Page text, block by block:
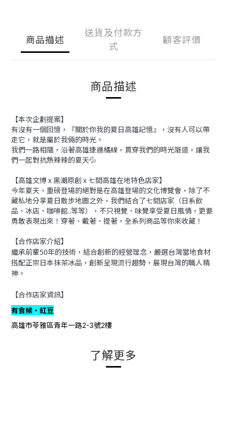
商品描述
送貨及付款方
式
顧客評價
商品描述
【本次企劃提案】
有沒有一個回憶，『關於你我的夏日高雄記憶』，沒有人可以帶
走它，就是屬於我倆的時光。
我們一路相隨，沿著高雄捷運橘線，貫穿我們的時光隧道，讓我
們一起對抗熱辣辣的夏天💦
【高雄文博 x 黑潮原創 x 七間高雄在地特色店家】
今年夏天，重磅登場的絕對是在高雄登場的文化博覽會，除了不
藏私地分享夏日散步地圖之外，我們結合了七間店家（日系飲
品、冰店、咖啡館..等等），不只視覺、味覺享受夏日風情，更要
勇敢表現出來！穿著、戴著、提著，全系列商品等你來收藏！
【合作店家介紹】
繼承前輩50年的技術，結合創新的經營理念，嚴選台灣當地食材
搭配正宗日本抹茶冰品，創新呈現流行趨勢，展現台灣的職人精
神。
【合作店家資訊】
有食候・紅豆
高雄市苓雅區青年一路2-3號2樓
了解更多